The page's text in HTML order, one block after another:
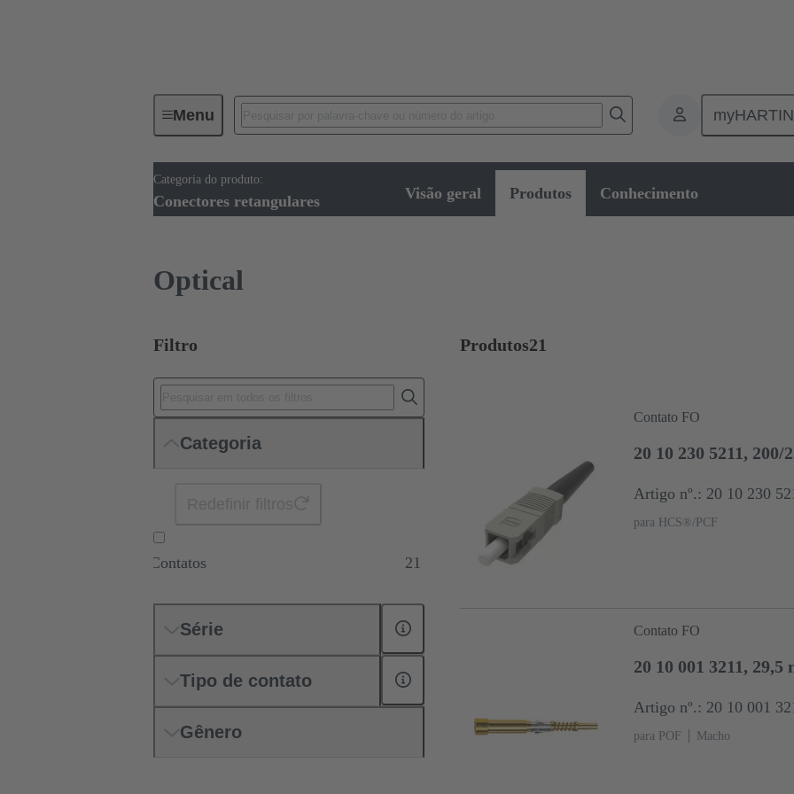
Menu
Categoria do produto:
Conectores retangulares Visão geral Produtos Conhecimento
Conectores industriais / Han®
Optical
Filtro
Categoria
Contatos 21
Série
Tipo de contato
Gênero
Produtos21
Contato FO
20 10 230 5211, 200/
Artigo nº.: 20 10 230
para HCS®/PCF
Contato FO
20 10 001 3211, 29,5
Artigo nº.: 20 10 001
para POF Macho